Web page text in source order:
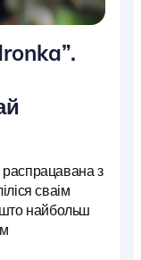
з
сваім
найбольш